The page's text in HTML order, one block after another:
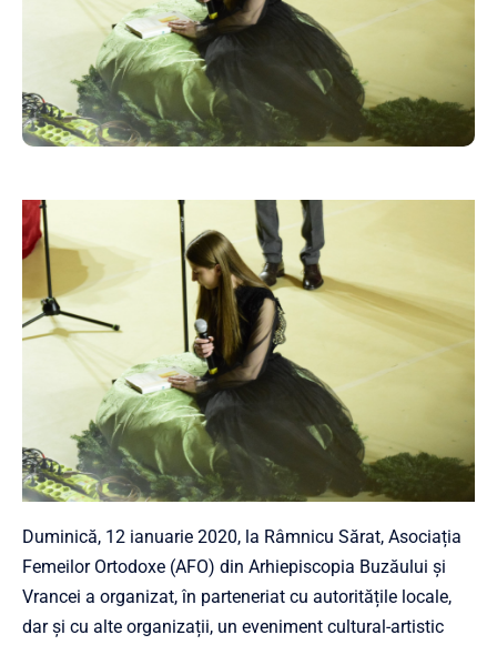
Duminică, 12 ianuarie 2020, la Râmnicu Sărat, Asociația
Femeilor Ortodoxe (AFO) din Arhiepiscopia Buzăului și
Vrancei a organizat, în parteneriat cu autoritățile locale,
dar și cu alte organizații, un eveniment cultural-artistic